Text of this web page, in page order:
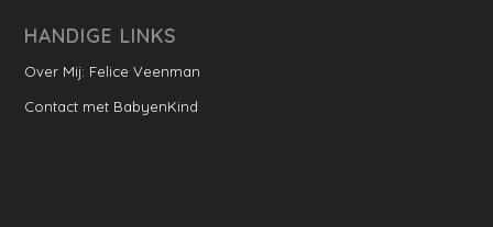
HANDIGE LINKS
Over Mij: Felice Veenman
Contact met BabyenKind